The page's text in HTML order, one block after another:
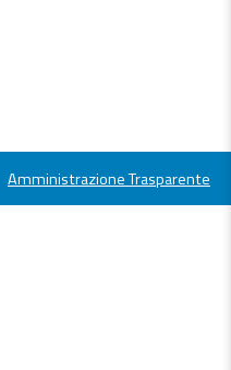
Amministrazione Trasparente